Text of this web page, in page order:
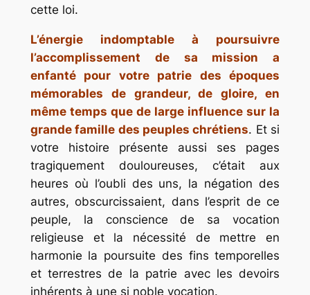
cette loi.
L’énergie indomptable à poursuivre
l’accomplissement de sa mission a
enfanté pour votre patrie des époques
mémorables de grandeur, de gloire, en
même temps que de large influence sur la
grande famille des peuples chrétiens. Et si
votre histoire présente aussi ses pages
tragiquement douloureuses, c’était aux
heures où l’oubli des uns, la négation des
autres, obscurcissaient, dans l’esprit de ce
peuple, la conscience de sa vocation
religieuse et la nécessité de mettre en
harmonie la poursuite des fins temporelles
et terrestres de la patrie avec les devoirs
inhérents à une si noble vocation.